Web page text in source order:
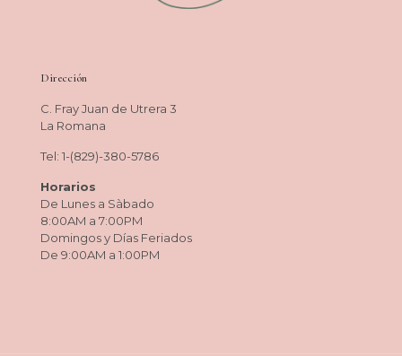
Dirección
C. Fray Juan de Utrera 3
La Romana
Tel: 1-(829)-380-5786
Horarios
De Lunes a Sàbado
8:00AM a 7:00PM
Domingos y Días Feriados
De 9:00AM a 1:00PM